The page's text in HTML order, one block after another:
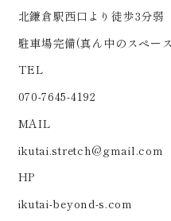
北鎌倉駅西口より徒歩3分弱
駐車場完備(真ん中のスペー
TEL
070-7645-4192
MAIL
ikutai.stretch@gmail.com
HP
ikutai-beyond-s.com